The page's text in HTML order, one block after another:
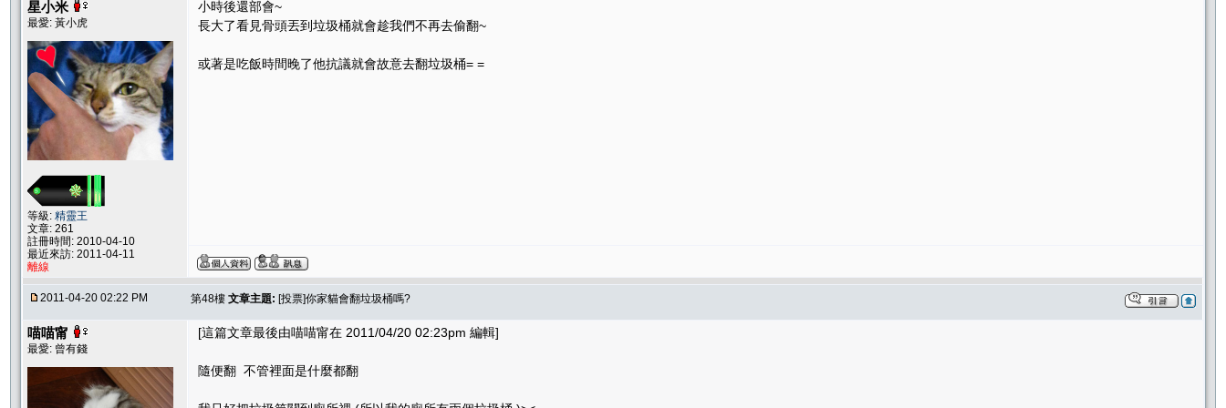
星小米
最愛: 黃小虎
等級: 精靈王
文章: 261
註冊時間: 2010-04-10
最近來訪: 2011-04-11
離線
小時後還部會~
長大了看見骨頭丟到垃圾桶就會趁我們不再去偷翻~
或著是吃飯時間晚了他抗議就會故意去翻垃圾桶= =
2011-04-20 02:22 PM 第48樓 文章主題: [投票]你家貓會翻垃圾桶嗎?
喵喵甯
最愛: 曾有錢
[這篇文章最後由喵喵甯在 2011/04/20 02:23pm 編輯]
隨便翻 不管裡面是什麼都翻